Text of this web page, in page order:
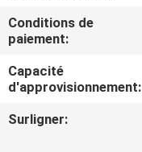
DEMANDEZ
Conditions de
paiement:
Capacité
d'approvisionnement:
Surligner: